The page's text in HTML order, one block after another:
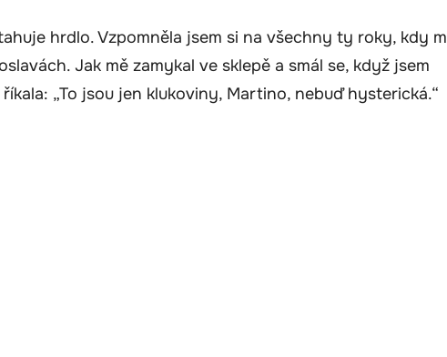
hrdlo. Vzpomněla jsem si na všechny ty roky, kdy
Jak mě zamykal ve sklepě a smál se, když jsem
„To jsou jen klukoviny, Martino, nebuď hysterická.“